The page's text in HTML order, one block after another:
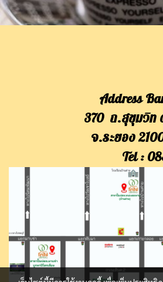
Address
370 ถ.สุขุมวิท ต.เนิ
จ.ระยอง
Tel : 083-